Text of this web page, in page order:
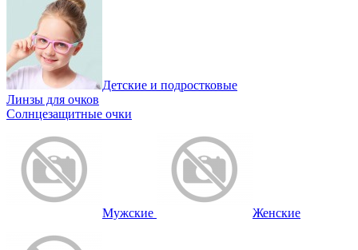
Детские и подростковые
Линзы для очков
Солнцезащитные очки
Мужские Женские